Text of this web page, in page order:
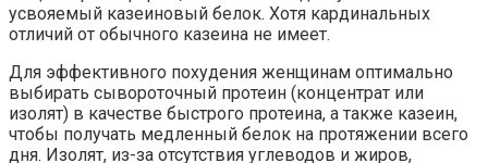
усвояемый казеиновый белок. Хотя кардинальных
отличий от обычного казеина не имеет.
Для эффективного похудения женщинам оптимально
выбирать сывороточный протеин (концентрат или
изолят) в качестве быстрого протеина, а также казеин,
чтобы получать медленный белок на протяжении всего
дня. Изолят, из-за отсутствия углеводов и жиров,